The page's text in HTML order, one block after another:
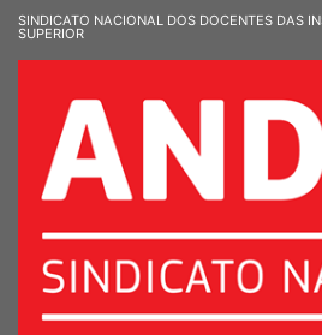
SINDICATO NACIONAL DOS DOCENTES DAS
SUPERIOR